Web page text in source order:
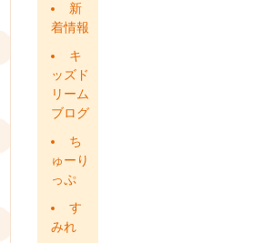
新
着情報
キ
ッズド
リーム
ブログ
ち
ゅーり
っぷ
す
みれ